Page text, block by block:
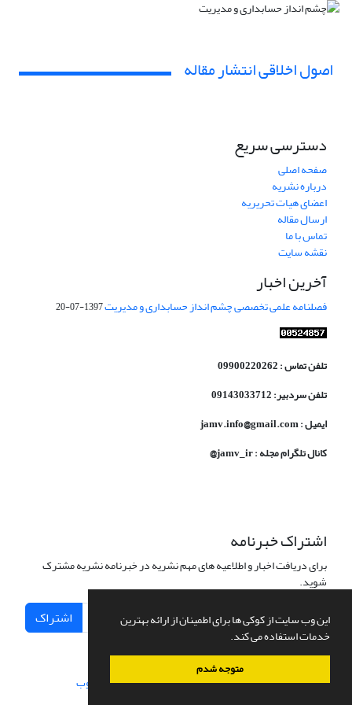
این وب سایت از کوکی ها برای اطمینان از ارائه بهترین
خدمات استفاده می کند.
متوجه شدم
اصول اخلاقی انتشار مقاله
دسترسی سریع
صفحه اصلی
درباره نشریه
اعضای هیات تحریریه
ارسال مقاله
تماس با ما
نقشه سایت
آخرین اخبار
فصلنامه علمی تخصصی چشم انداز حسابداری و مدیریت1397-07-20
تلفن تماس : 09900220262
تلفن سردبیر: 09143033712
ایمیل : jamv.info@gmail.com
کانال تلگرام مجله : jamv_ir@
اشتراک خبرنامه
برای دریافت اخبار و اطلاعیه های مهم نشریه در خبرنامه نشریه مشترک
شوید.
اشتراک
سامانه مدیریت نشریات علمی.طراحی و پیاده سازی از سیناوب